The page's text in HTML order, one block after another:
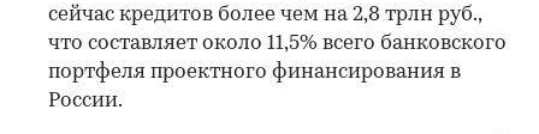
сейчас кредитов более чем на 2,8 трлн руб.,
что составляет около 11,5% всего банковского
портфеля проектного финансирования в
России.